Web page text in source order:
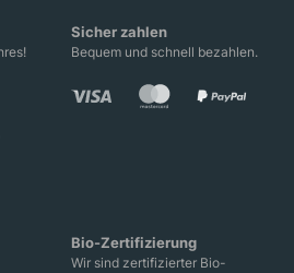
Sicher zahlen
Bequem und schnell bezahlen.
Bio-Zertifizierung
Wir sind zertifizierter Bio-